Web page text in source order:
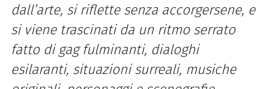
dall’arte, si riflette senza accorgersene, e
si viene trascinati da un ritmo serrato
fatto di gag fulminanti, dialoghi
esilaranti, situazioni surreali, musiche